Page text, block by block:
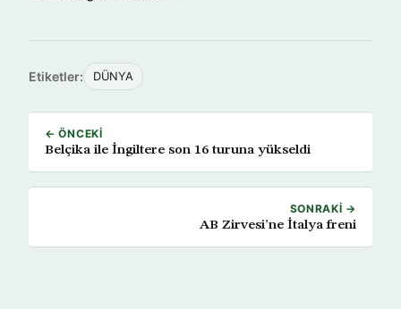
Etiketler: DÜNYA
← ÖNCEKI
Belçika ile İngiltere son 16 turuna yükseldi
SONRAKI →
AB Zirvesi’ne İtalya freni